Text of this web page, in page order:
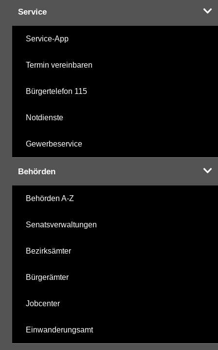
Organozinnverbindungen
PAK - Polyzyklische aromatische Kohlenwasserstoffe
Service
Service-App
Termin vereinbaren
Bürgertelefon 115
Notdienste
Gewerbeservice
Behörden
Behörden A-Z
Senatsverwaltungen
Bezirksämter
Bürgerämter
Jobcenter
Einwanderungsamt